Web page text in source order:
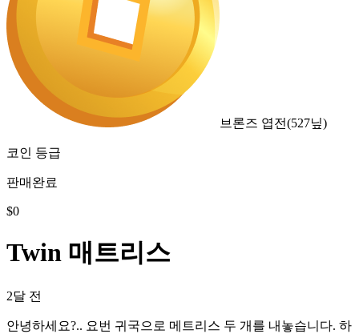
브론즈 엽전(527닢)
코인 등급
판매완료
$0
Twin 매트리스
2달 전
안녕하세요?.. 요번 귀국으로 메트리스 두 개를 내놓습니다. 하